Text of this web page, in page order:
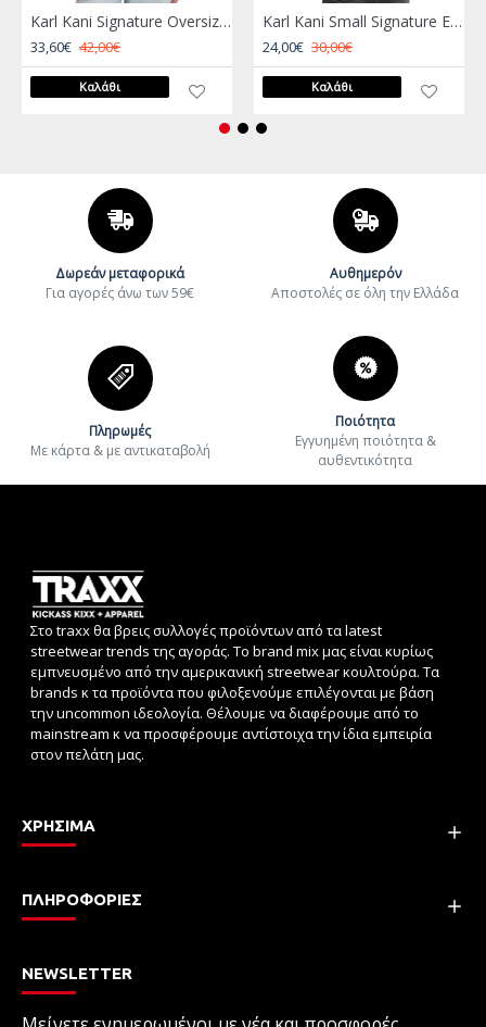
Karl Kani Signature Oversized T-Shirt Μπορντώ
33,60€ 42,00€
Καλάθι
Karl Kani Small Signature Essential Crop Tee Μαύρο
24,00€ 30,00€
Καλάθι
Δωρεάν μεταφορικά
Για αγορές άνω των 59€
Αυθημερόν
Aποστολές σε όλη την Ελλάδα
Πληρωμές
Με κάρτα & με αντικαταβολή
Ποιότητα
Εγγυημένη ποιότητα &
αυθεντικότητα
Στο traxx θα βρεις συλλογές προϊόντων από τα latest
streetwear trends της αγοράς. Το brand mix μας είναι κυρίως
εμπνευσμένο από την αμερικανική streetwear κουλτούρα. Τα
brands κ τα προϊόντα που φιλοξενούμε επιλέγονται με βάση
την uncommon ιδεολογία. Θέλουμε να διαφέρουμε από το
mainstream κ να προσφέρουμε αντίστοιχα την ίδια εμπειρία
στον πελάτη μας.
ΧΡΗΣΙΜΑ
ΠΛΗΡΟΦΟΡΙΕΣ
NEWSLETTER